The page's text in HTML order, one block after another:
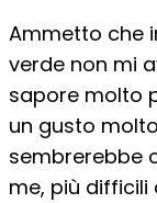
Ammetto che
verde non mi
sapore molto
un gusto
sembrerebbe
me, più difficili